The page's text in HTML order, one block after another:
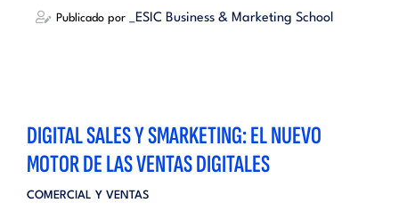
Publicado por _ESIC Business & Marketing School
DIGITAL SALES Y SMARKETING: EL NUEVO
MOTOR DE LAS VENTAS DIGITALES
COMERCIAL Y VENTAS